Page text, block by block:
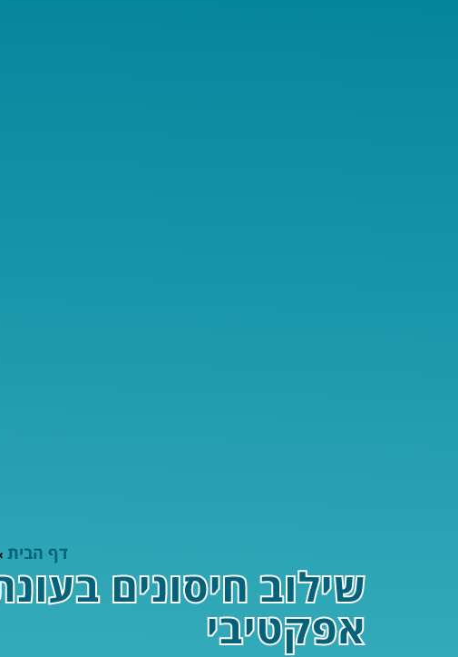
דף הבית
שילוב חיסונים
אפקטיבי